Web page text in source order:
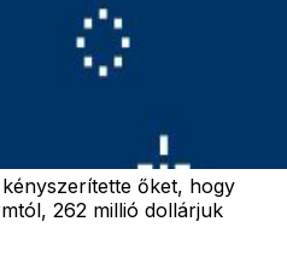
őket, hogy
262 millió dollárjuk